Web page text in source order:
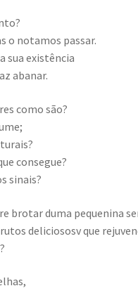
o notamos passar.
sua existência
abanar.
como são?
consegue?
sinais?
brotar duma pequenina
deliciososv que